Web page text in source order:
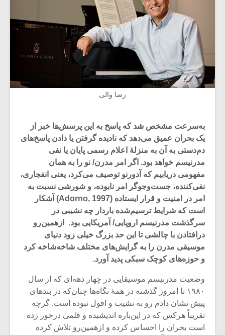
رضا والی
به‌سرعت مشخص شد که پاسخ به این پرسش‌ها خبر از
یک بحران عمیق می‌دهد که نادیده گرفتن یا دادن پاسخ‌های
دم‌دستی به آن به منزلۀ اعلام رسمی پایان یا نفی
مدرنیسم خواهد بود. اگر امر مدرن/ نو را به همان
مفهومی دریابیم که آدورنو توصیف می‌کرد، یعنی انفجاری،
نفی‌کننده، جست‌وجوگر امر نابوده، و شورشی نسبت به
امر در امنیت و قرار ایستاده (Adorno, 1997) آشکار
است که شرایط ترسیم‌شده باردار چه نشیبی در
سرگذشت مدرنیسم اروپایی/ آمریکایی بود. ازهمین‌رو
درافتادن با چالشی تا این حد بزرگ خیلی زود دنیای
موسیقی مدرن را به گرایش‌های مختلف شاخه‌شاخه‌ کرد
و حوزه‌های کوچک سبکی پدید آورد.
وضعیت مدرنیسم موسیقایی در چهار دهه‌ای که از سال
۱۹۸۰ تا امروز گذشته در همۀ نگاه‌ها چنان‌که در بندهای
پیش نشان دادم رو به نشیب و افول نبوده است. گرچه
تقریباً هرکس که در این‌باره اندیشیده و قلمی درخور زده
است بحران را احساس کرده و ازهمین‌رو تلاش کرده